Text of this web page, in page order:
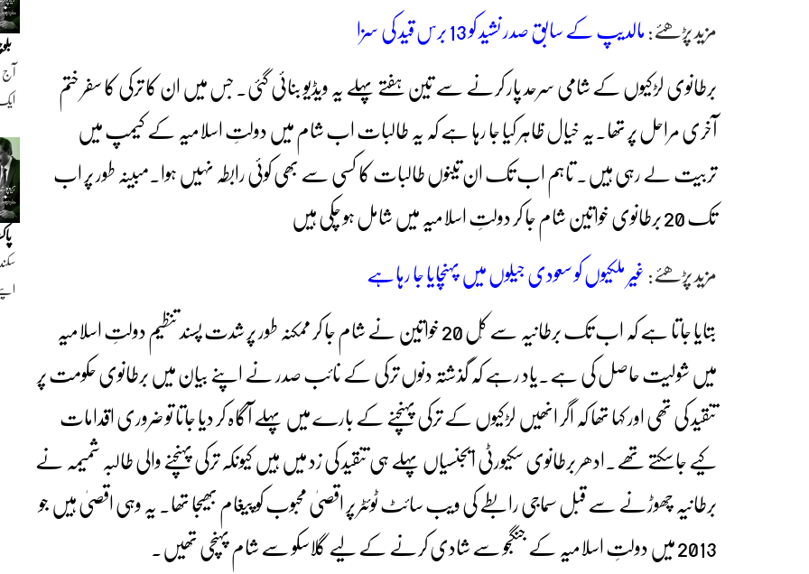
مزید پڑھئے:مالدیپ کے سابق صدر نشید کو 13 برس قید کی سزا
برطانوی لڑکیوں کے شامی سرحد پار کرنے سے تین ہفتے پہلے یہ ویڈیو بنائی گئی۔ جس میں ان کا ترکی کا سفر ختم
آخری مراحل پر تھا۔یہ خیال ظاہر کیا جا رہا ہے کہ یہ طالبات اب شام میں دولتِ اسلامیہ کے کیمپ میں
تربیت لے رہی ہیں۔ تاہم اب تک ان تینوں طالبات کا کسی سے بھی کوئی رابطہ نہیں ہوا۔مبینہ طور پر اب
تک 20 برطانوی خواتین شام جا کر دولتِ اسلامیہ میں شامل ہو چکی ہیں
مزید پڑھئے:غیر ملکیوں کو سعودی جیلوں میں پہنچایا جا رہاہے
بتایا جاتا ہے کہ اب تک برطانیہ سے کْل 20 خواتین نے شام جا کر ممکنہ طور پر شدت پسند تنظیم دولتِ اسلامیہ
میں شولیت حاصل کی ہے۔یاد رہے کہ گذشتہ دنوں ترکی کے نائب صدر نے اپنے بیان میں برطانوی حکومت پر
تنقید کی تھی اور کہا تھا کہ اگر انھیں لڑکیوں کے ترکی پہنچنے کے بارے میں پہلے آگاہ کر دیا جاتا تو ضروری اقدامات
کیے جاسکتے تھے۔ادھر برطانوی سکیورٹی ایجنسیاں پہلے ہی تنقید کی زد میں ہیں کیونکہ ترکی پہنچنے والی طالبہ شمیمہ نے
برطانیہ چھوڑنے سے قبل سماجی رابطے کی ویب سائٹ ٹوئٹر پر اقصیٰ محبوب کو پیغام بھیجا تھا۔ یہ وہی اقصیٰ ہیں جو
2013 میں دولتِ اسلامیہ کے جنگجو سے شادی کرنے کے لیے گلاسکو سے شام پہنچی تھیں۔